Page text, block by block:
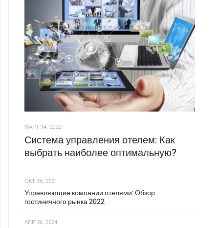
МАРТ 14, 2022
Система управления отелем: Как
выбрать наиболее оптимальную?
ОКТ 26, 2021
Управляющие компании отелями: Обзор
гостиничного рынка 2022
АПР 26, 2024